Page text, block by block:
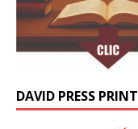
DAVID PRESS PRINT